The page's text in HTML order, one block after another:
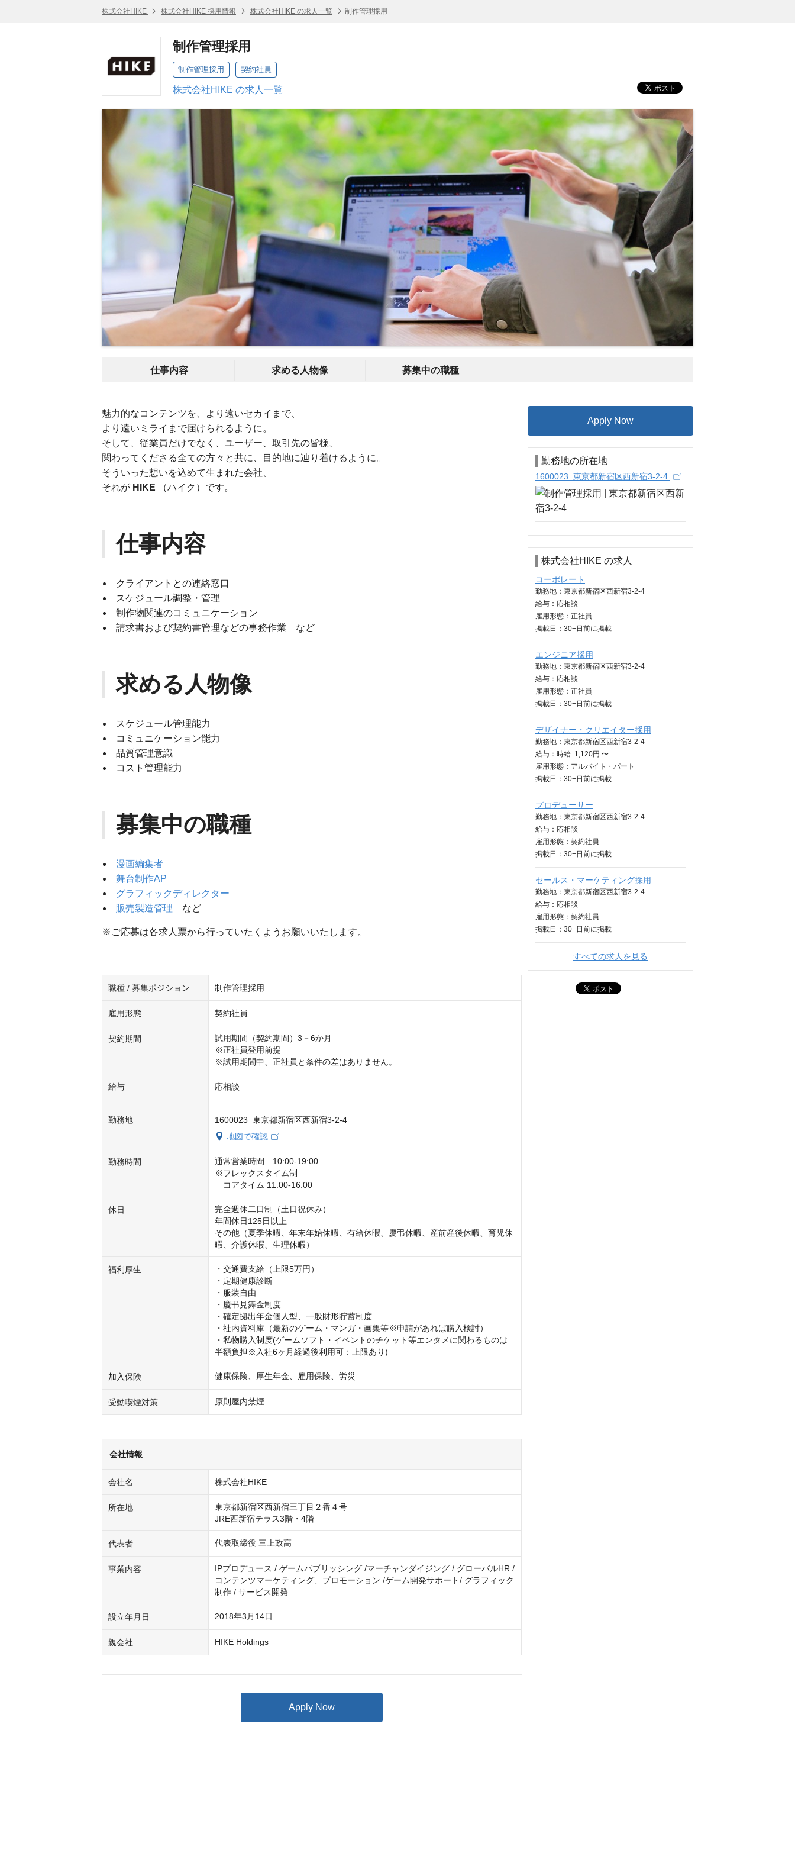
株式会社HIKE 株式会社HIKE 採用情報 株式会社HIKE の求人一覧 制作管理採用
制作管理採用
制作管理採用 契約社員
株式会社HIKE の求人一覧
仕事内容 求める人物像 募集中の職種
魅力的なコンテンツを、より遠いセカイまで、
より遠いミライまで届けられるように。
そして、従業員だけでなく、ユーザー、取引先の皆様、
関わってくださる全ての方々と共に、目的地に辿り着けるように。
そういった想いを込めて生まれた会社、
それが HIKE （ハイク）です。
仕事内容
クライアントとの連絡窓口
スケジュール調整・管理
制作物関連のコミュニケーション
請求書および契約書管理などの事務作業 など
求める人物像
スケジュール管理能力
コミュニケーション能力
品質管理意識
コスト管理能力
募集中の職種
漫画編集者
舞台制作AP
グラフィックディレクター
販売製造管理 など
※ご応募は各求人票から行っていたくようお願いいたします。
職種 / 募集ポジション 制作管理採用
雇用形態 契約社員
契約期間
試用期間（契約期間）3－6か月
※正社員登用前提
※試用期間中、正社員と条件の差はありません。
給与 応相談
勤務地
1600023 東京都新宿区西新宿3-2-4
地図で確認
勤務時間
通常営業時間　10:00‐19:00
※フレックスタイム制
コアタイム 11:00‐16:00
休日
完全週休二日制（土日祝休み）
年間休日125日以上
その他（夏季休暇、年末年始休暇、有給休暇、慶弔休暇、産前産後休暇、育児休
暇、介護休暇、生理休暇）
福利厚生
・交通費支給（上限5万円）
・定期健康診断
・服装自由
・慶弔見舞金制度
・確定拠出年金個人型、一般財形貯蓄制度
・社内資料庫（最新のゲーム・マンガ・画集等※申請があれば購入検討）
・私物購入制度(ゲームソフト・イベントのチケット等エンタメに関わるものは
半額負担※入社6ヶ月経過後利用可：上限あり)
加入保険 健康保険、厚生年金、雇用保険、労災
受動喫煙対策 原則屋内禁煙
会社情報
会社名 株式会社HIKE
所在地
東京都新宿区西新宿三丁目２番４号
代表者 代表取締役 三上政高
事業内容
IPプロデュース / ゲームパブリッシング /マーチャンダイジング / グローバルHR /
コンテンツマーケティング、プロモーション /ゲーム開発サポート/ グラフィック
制作 / サービス開発
設立年月日 2018年3月14日
親会社 HIKE Holdings
Apply Now
Apply Now
勤務地の所在地
1600023 東京都新宿区西新宿3-2-4
株式会社HIKE の求人
コーポレート
勤務地：東京都新宿区西新宿3-2-4
給与： 応相談
雇用形態：正社員
掲載日： 30+日 前に掲載
エンジニア採用
勤務地：東京都新宿区西新宿3-2-4
給与： 応相談
雇用形態：正社員
掲載日： 30+日 前に掲載
デザイナー・クリエイター採用
勤務地：東京都新宿区西新宿3-2-4
給与： 時給 1,120円 〜
雇用形態：アルバイト・パート
掲載日： 30+日 前に掲載
プロデューサー
勤務地：東京都新宿区西新宿3-2-4
給与： 応相談
雇用形態：契約社員
掲載日： 30+日 前に掲載
セールス・マーケティング採用
勤務地：東京都新宿区西新宿3-2-4
給与： 応相談
雇用形態：契約社員
掲載日： 30+日 前に掲載
すべての求人を見る